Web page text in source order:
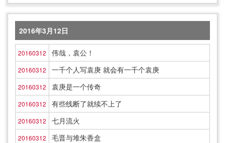
2016年3月12日
20160312 伟哉，袁公！
20160312 一千个人写袁庚 就会有一千个袁庚
20160312 袁庚是一个传奇
20160312 有些线断了就续不上了
20160312 七月流火
20160312 毛晋与堆朱香盒